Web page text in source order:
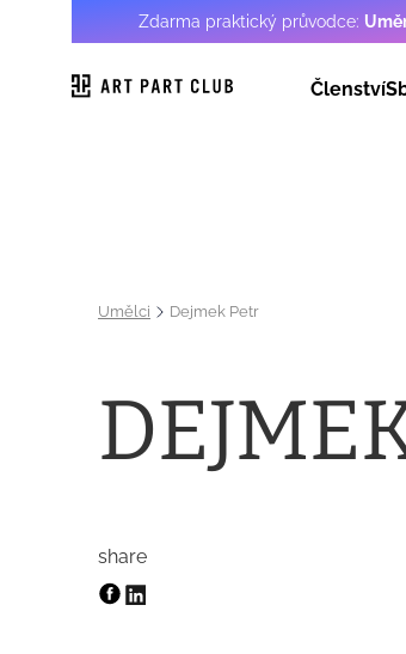
Zdarma praktický průvodce:
Členství
Umělci Dejmek Petr
share